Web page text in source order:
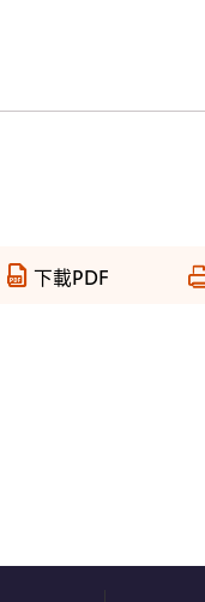
下載PDF